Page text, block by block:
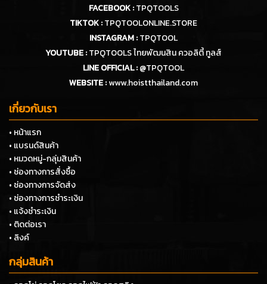
FACEBOOK : TPQTOOLS
TIKTOK :TPQTOOLONLINE.STORE
INSTAGRAM :TPQTOOL
YOUTUBE :TPQTOOLS ไทยพัฒนสิน ควอลิตี้ ทูลส์
LINE OFFICIAL :@TPQTOOL
WEBSITE :www.hoistthailand.com
เกี่ยวกับเรา
• หน้าแรก
• แบรนด์สินค้า
• หมวดหมู่-กลุ่มสินค้า
• ช่องทางการสั่งซื้อ
• ช่องทางการจัดส่ง
• ช่องทางการชำระเงิน
• แจ้งชำระเงิน
• ติดต่อเรา
• ลิงค์
กลุ่มสินค้า